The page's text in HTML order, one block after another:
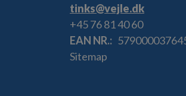
tinks@vejle.dk
+45 76 81 40 60
EAN NR.
Sitemap